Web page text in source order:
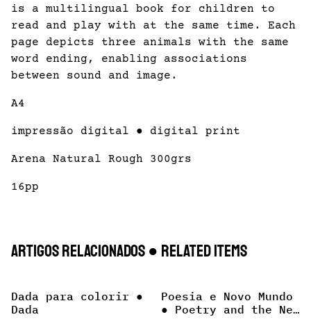
is a multilingual book for children to
read and play with at the same time. Each
page depicts three animals with the same
word ending, enabling associations
between sound and image.
A4
impressão digital ● digital print
Arena Natural Rough 300grs
16pp
Artigos Relacionados ● Related items
Dada para colorir ●
Dada
Poesia e Novo Mundo
● Poetry and the New